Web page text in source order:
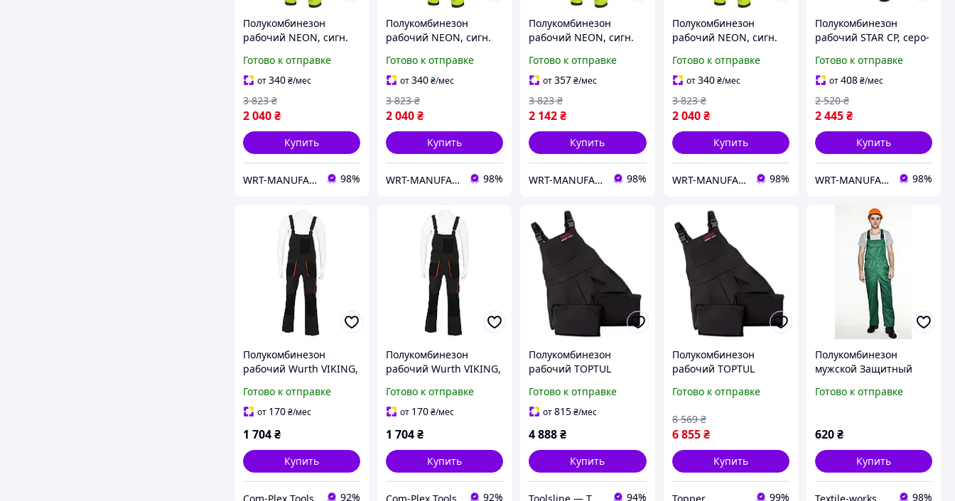
Полукомбинезон
рабочий NEON, сигн.
полосами, желтый,
р.48, MODYF WURTH (
арт. M410082425 )
Готово к отправке
от340₴/мес
2 040₴
3 823 ₴
Купить
WRT-MANUFACTURING 98%
Полукомбинезон
рабочий NEON, сигн.
полосами, желтый,
р.50, MODYF WURTH (
арт. M410082427 )
Готово к отправке
от340₴/мес
2 040₴
3 823 ₴
Купить
WRT-MANUFACTURING 98%
Полукомбинезон
рабочий NEON, сигн.
полосами, желтый,
р.54, MODYF WURTH (
арт. M410082431 )
Готово к отправке
от357₴/мес
2 142₴
3 823 ₴
Купить
WRT-MANUFACTURING 98%
Полукомбинезон
рабочий NEON, сигн.
полосами, желтый,
р.56, MODYF WURTH (
арт. M410082433 )
Готово к отправке
от340 ₴/мес
2 040 ₴
3 823 ₴
Купить
WRT-MANUFACTURING 98%
Полукомбинезон
рабочий STAR CP, серо-
MODYF WURTH ( арт.
M404300431 )
Готово к отправке
от408₴/мес
2 445₴
2 520 ₴
Купить
WRT-MANUFACTURING 98%
Полукомбинезон
рабочий Wurth VIKING,
50. (5899706450)
Готово к отправке
от 170₴/мес
1 704₴
Купить
92%
Полукомбинезон
рабочий Wurth VIKING,
52. (5899706452)
Готово к отправке
от 170₴/мес
1 704₴
Купить
92%
Полукомбинезон
рабочий TOPTUL
AXG00012204
Готово к отправке
от815₴/мес
4 888₴
Купить
94%
Полукомбинезон
рабочий TOPTUL
AXG00012205
Готово к отправке
6 855 ₴
8 569 ₴
Купить
99%
Полукомбинезон
мужской Защитный
комбинезон
Готово к отправке
620₴
Купить
98%